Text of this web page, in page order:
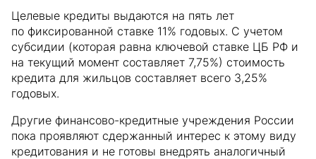
Целевые кредиты выдаются на пять лет
по фиксированной ставке 11% годовых. С учетом
субсидии (которая равна ключевой ставке ЦБ РФ и
на текущий момент составляет 7,75%) стоимость
кредита для жильцов составляет всего 3,25%
годовых.
Другие финансово-кредитные учреждения России
пока проявляют сдержанный интерес к этому виду
кредитования и не готовы внедрять аналогичный